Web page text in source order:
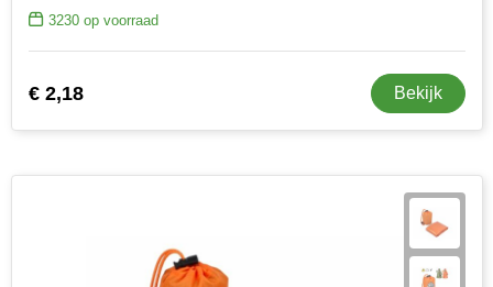
3230op voorraad
€ 2,18 Bekijk